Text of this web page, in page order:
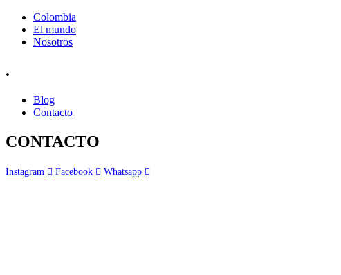
Colombia
El mundo
Nosotros
.
Blog
Contacto
CONTACTO
Instagram Facebook Whatsapp